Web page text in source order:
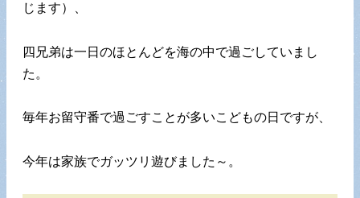
じます）、
四兄弟は一日のほとんどを海の中で過ごしていまし
た。
毎年お留守番で過ごすことが多いこどもの日ですが、
今年は家族でガッツリ遊びました～。